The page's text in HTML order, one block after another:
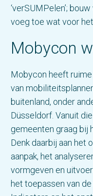
‘verSUMPelen’;
voeg toe wat voor
Mobycon
Mobycon heeft
van
buitenland, onder
Düsseldorf. Vanuit
gemeenten graag bij
Denk daarbij aan het
aanpak, het
vormgeven en
het toepassen van